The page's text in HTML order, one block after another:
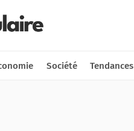
Société Tendances